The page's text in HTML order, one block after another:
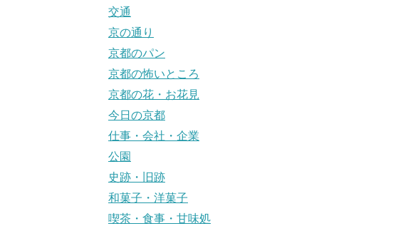
交通
京の通り
京都のパン
京都の怖いところ
京都の花・お花見
今日の京都
仕事・会社・企業
公園
史跡・旧跡
和菓子・洋菓子
喫茶・食事・甘味処